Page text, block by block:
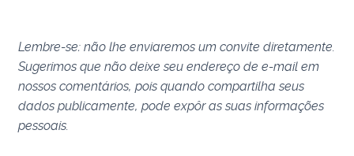
Lembre-se: não lhe enviaremos um convite diretamente.
Sugerimos que não deixe seu endereço de e-mail em
nossos comentários, pois quando compartilha seus
dados publicamente, pode expôr as suas informações
pessoais.